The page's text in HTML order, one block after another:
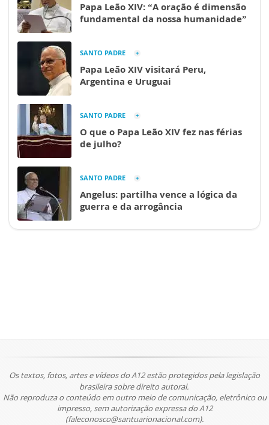
Papa Leão XIV: “A oração é dimensão
fundamental da nossa humanidade”
SANTO PADRE
Papa Leão XIV visitará Peru,
Argentina e Uruguai
SANTO PADRE
O que o Papa Leão XIV fez nas férias
de julho?
SANTO PADRE
Angelus: partilha vence a lógica da
guerra e da arrogância
Os textos, fotos, artes e vídeos do A12 estão protegidos pela legislação
brasileira sobre direito autoral.
Não reproduza o conteúdo em outro meio de comunicação, eletrônico ou
impresso, sem autorização expressa do A12
(faleconosco@santuarionacional.com).